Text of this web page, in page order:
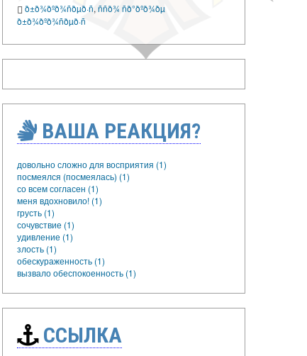
ð±ð¾ðºð¾ñðµð·ñ,ññð¾ ñð°ðºð¾ðµ
ð±ð¾ðºð¾ñðµð·ñ
ВАША РЕАКЦИЯ?
довольно сложно для восприятия (1)
посмеялся (посмеялась) (1)
со всем согласен (1)
меня вдохновило! (1)
грусть (1)
сочувствие (1)
удивление (1)
злость (1)
обескураженность (1)
вызвало обеспокоенность (1)
ССЫЛКА